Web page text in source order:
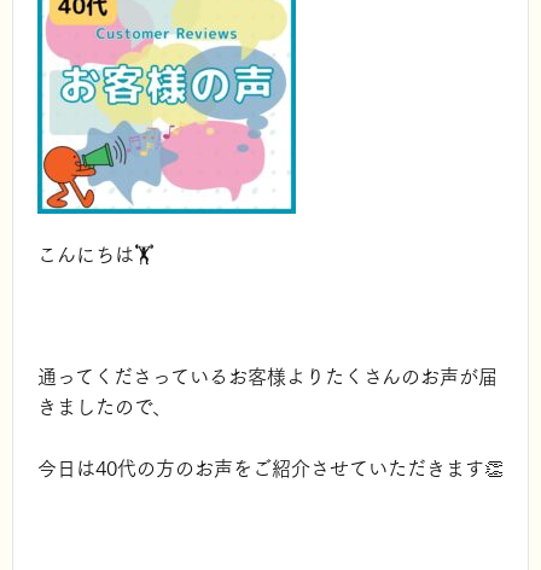
こんにちは🏋️
通ってくださっているお客様よりたくさんのお声が届
きましたので、
今日は40代の方のお声をご紹介させていただきます👏